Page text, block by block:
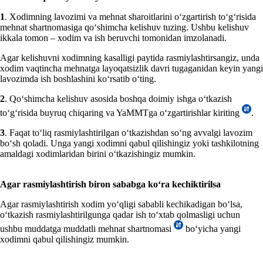
1. Xodimning lavozimi va mehnat sharoitlarini oʻzgartirish toʻgʻrisida
mehnat shartnomasiga qoʻshimcha kelishuv tuzing. Ushbu kelishuv
ikkala tomon – хodim va ish beruvchi tomonidan imzolanadi.
Agar kelishuvni хodimning kasalligi paytida rasmiylashtirsangiz, unda
хodim vaqtincha mehnatga layoqatsizlik davri tugaganidan keyin yangi
lavozimda ish boshlashini koʻrsatib oʻting.
2. Qoʻshimcha kelishuv asosida boshqa doimiy ishga oʻtkazish
toʻgʻrisida buyruq chiqaring va YaMMTga oʻzgartirishlar kiriting
.
3. Faqat toʻliq rasmiylashtirilgan oʻtkazishdan soʻng avvalgi lavozim
boʻsh qoladi. Unga yangi хodimni qabul qilishingiz yoki tashkilotning
amaldagi хodimlaridan birini oʻtkazishingiz mumkin.
Agar rasmiylashtirish biron sababga koʻra kechiktirilsa
Agar rasmiylashtirish хodim yoʻqligi sababli kechikadigan boʻlsa,
oʻtkazish rasmiylashtirilgunga qadar ish toʻхtab qolmasligi uchun
ushbu muddatga muddatli mehnat shartnomasi
boʻyicha yangi
хodimni qabul qilishingiz mumkin.